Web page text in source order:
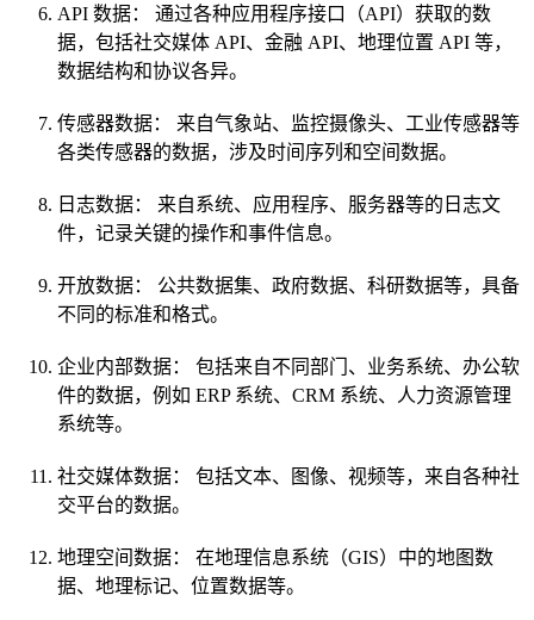
API 数据： 通过各种应用程序接口（API）获取的数
据，包括社交媒体 API、金融 API、地理位置 API 等，
数据结构和协议各异。
传感器数据： 来自气象站、监控摄像头、工业传感器等
各类传感器的数据，涉及时间序列和空间数据。
日志数据： 来自系统、应用程序、服务器等的日志文
件，记录关键的操作和事件信息。
开放数据： 公共数据集、政府数据、科研数据等，具备
不同的标准和格式。
企业内部数据： 包括来自不同部门、业务系统、办公软
件的数据，例如 ERP 系统、CRM 系统、人力资源管理
系统等。
社交媒体数据： 包括文本、图像、视频等，来自各种社
交平台的数据。
地理空间数据： 在地理信息系统（GIS）中的地图数
据、地理标记、位置数据等。